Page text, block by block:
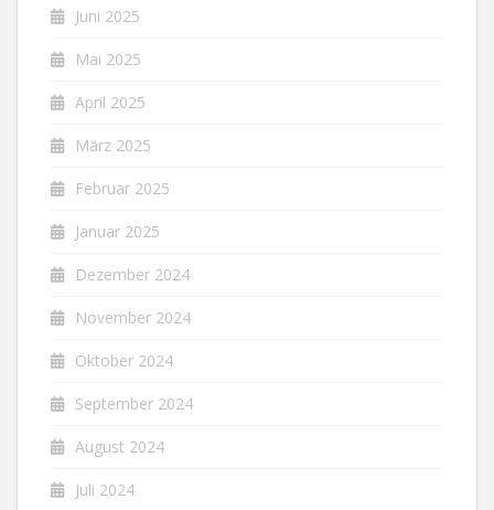
Juni 2025
Mai 2025
April 2025
März 2025
Februar 2025
Januar 2025
Dezember 2024
November 2024
Oktober 2024
September 2024
August 2024
Juli 2024